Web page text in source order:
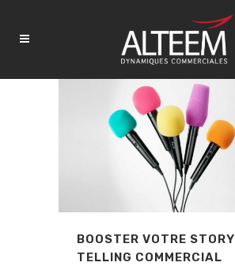
BOOSTER VOTRE STORY
TELLING COMMERCIAL